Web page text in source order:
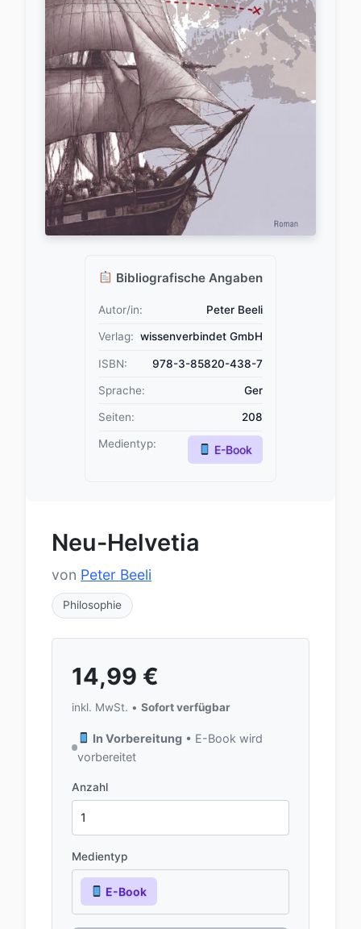
Bibliografische Angaben
Autor/in: Peter Beeli
Verlag: wissenverbindet GmbH
ISBN: 978-3-85820-438-7
Sprache: Ger
Seiten: 208
Medientyp: E-Book
Neu-Helvetia
von Peter Beeli
Philosophie
14,99 €
inkl. MwSt. • Sofort verfügbar
In Vorbereitung • E-Book wird
vorbereitet
Anzahl
Medientyp
E-Book